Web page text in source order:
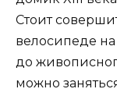
Стоит
велосипеде
до
можно